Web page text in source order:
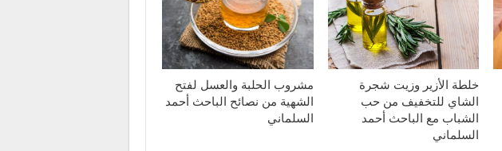
خلطة الأزير وزيت شجرة
الشاي للتخفيف من حب
الشباب مع الباحث أحمد
السلماني
مشروب الحلبة والعسل لفتح
الشهية من نصائح الباحث أحمد
السلماني